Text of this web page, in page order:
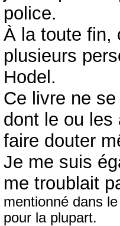
police.
À la toute fin,
plusieurs
Hodel.
Ce livre ne
dont le ou les
faire douter
Je me suis
me troublait
mentionné dans
pour la plupart.